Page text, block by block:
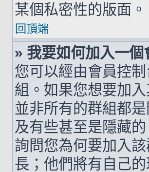
某個私密性的版面。
回頂端
» 我要如何加入一個
您可以經由會員控
組。如果您想要加
並非所有的群組都
及有些甚至是隱藏
詢問您為何要加入
長；他們將有自己的